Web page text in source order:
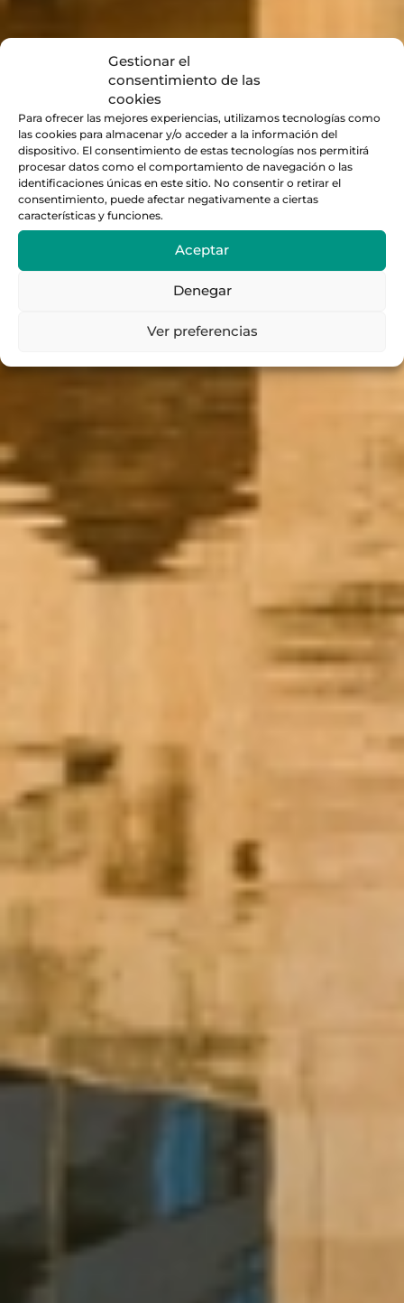
Gestionar el
consentimiento de las
cookies
Para ofrecer las mejores experiencias, utilizamos tecnologías como
las cookies para almacenar y/o acceder a la información del
dispositivo. El consentimiento de estas tecnologías nos permitirá
procesar datos como el comportamiento de navegación o las
identificaciones únicas en este sitio. No consentir o retirar el
consentimiento, puede afectar negativamente a ciertas
características y funciones.
Aceptar
Denegar
Ver preferencias